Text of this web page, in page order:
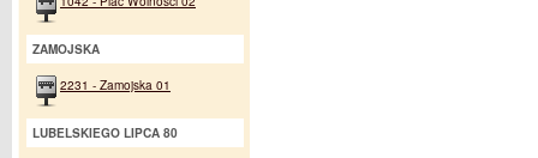
ZAMOJSKA
2231 - Zamojska 01
LUBELSKIEGO LIPCA 80